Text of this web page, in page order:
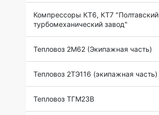
Компрессоры КТ6, КТ7 "Полтавский
турбомеханический завод"
Тепловоз 2М62 (Экипажная часть)
Тепловоз 2ТЭ116 (экипажная часть)
Тепловоз ТГМ23В